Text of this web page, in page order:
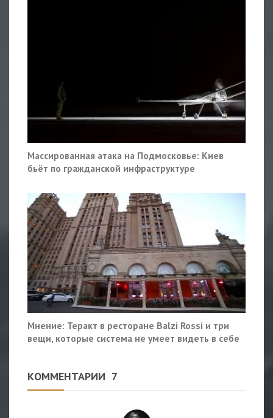
Массированная атака на Подмосковье: Киев
бьёт по гражданской инфраструктуре
Мнение: Теракт в ресторане Balzi Rossi и три
вещи, которые система не умеет видеть в себе
КОММЕНТАРИИ 7